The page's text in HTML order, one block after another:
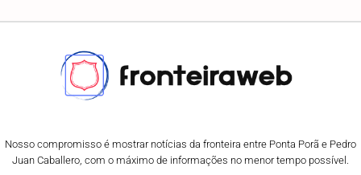
Nosso compromisso é mostrar notícias da fronteira entre Ponta Porã e Pedro
Juan Caballero, com o máximo de informações no menor tempo possível.